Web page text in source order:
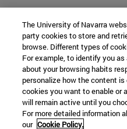
The University of Navarra
party cookies to store and
browse. Different types of
For example, to identify you
about your browsing habits
personalize how the content
cookies you want to enable or
will remain active until you
For more detailed information
our Cookie Policy.